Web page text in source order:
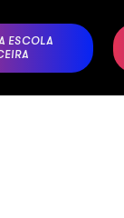
ESCOLA